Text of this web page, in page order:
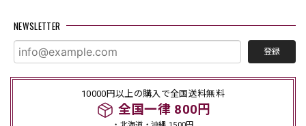
NEWSLETTER
登録
10000円以上の購入で全国送料無料
全国一律 800円